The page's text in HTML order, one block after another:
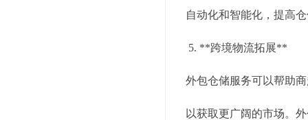
自动化和智能化，提高
5. **跨境物流拓展**
外包仓储服务可以帮助
以获取更广阔的市场。